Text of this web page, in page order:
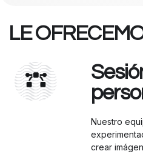
LE
Nuestro
crear